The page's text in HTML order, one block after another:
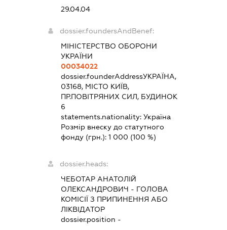
29.04.04
dossier.foundersAndBenef:
МІНІСТЕРСТВО ОБОРОНИ
УКРАЇНИ
00034022
dossier.founderAddressУКРАЇНА,
03168, МІСТО КИЇВ,
ПР.ПОВІТРЯНИХ СИЛ, БУДИНОК
6
statements.nationality:Україна
Розмір внеску до статутного
фонду (грн.):1 000 (100 %)
dossier.heads:
ЧЕБОТАР АНАТОЛІЙ
ОЛЕКСАНДРОВИЧ - ГОЛОВА
КОМІСІЇ З ПРИПИНЕННЯ АБО
ЛІКВІДАТОР
dossier.position -